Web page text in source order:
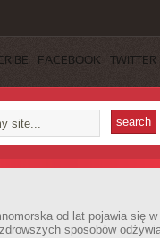
FACEBOOK TWITTER
od lat pojawia się w
sposobów